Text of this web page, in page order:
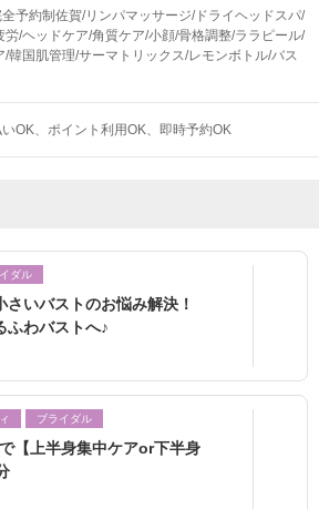
予約制佐賀/リンパマッサージ/ドライヘッドスパ/
労/ヘッドケア/角質ケア/小顔/骨格調整/ララピール/
/韓国肌管理/サーマトリックス/レモンボトル/バス
OK ポイント利用OK 即時予約OK
ダル
さいバストのお悩み解決！
ふわバストへ♪
ブライダル
【上半身集中ケアor下半身